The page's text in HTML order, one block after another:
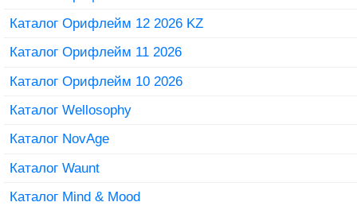
Каталог Орифлейм 12 2026 KZ
Каталог Орифлейм 11 2026
Каталог Орифлейм 10 2026
Каталог Wellosophy
Каталог NovAge
Каталог Waunt
Каталог Mind & Mood